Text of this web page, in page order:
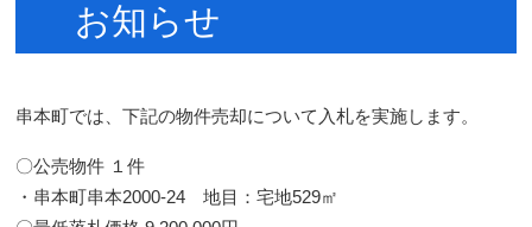
お知らせ
串本町では、下記の物件売却について入札を実施します。
〇公売物件 １件
・串本町串本2000-24 地目：宅地529㎡